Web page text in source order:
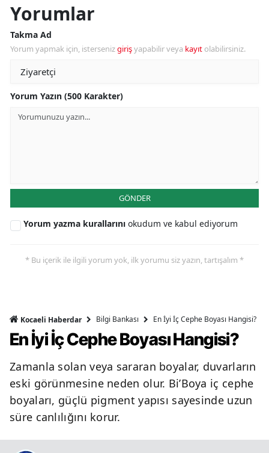
Yorumlar
Takma Ad
Yorum yapmak için, istersenizgirişyapabilir veya kayıt olabilirsiniz.
Yorum Yazın (500 Karakter)
GÖNDER
Yorum yazma kurallarını okudum ve kabul ediyorum
* Bu içerik ile ilgili yorum yok, ilk yorumu siz yazın, tartışalım *
Kocaeli Haberdar Bilgi Bankası En İyi İç Cephe Boyası Hangisi?
En İyi İç Cephe Boyası Hangisi?
Zamanla solan veya sararan boyalar, duvarların
eski görünmesine neden olur. Bi’Boya iç cephe
boyaları, güçlü pigment yapısı sayesinde uzun
süre canlılığını korur.